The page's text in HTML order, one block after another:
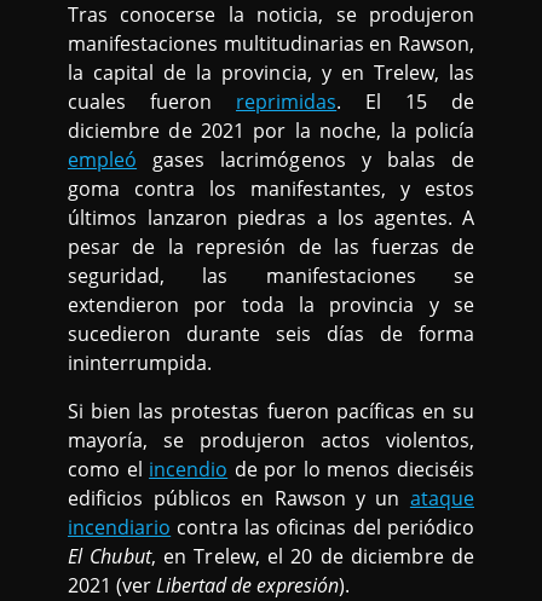
Tras conocerse la noticia, se produjeron
manifestaciones multitudinarias en Rawson,
la capital de la provincia, y en Trelew, las
cuales fueron reprimidas. El 15 de
diciembre de 2021 por la noche, la policía
empleó gases lacrimógenos y balas de
goma contra los manifestantes, y estos
últimos lanzaron piedras a los agentes. A
pesar de la represión de las fuerzas de
seguridad, las manifestaciones se
extendieron por toda la provincia y se
sucedieron durante seis días de forma
ininterrumpida.
Si bien las protestas fueron pacíficas en su
mayoría, se produjeron actos violentos,
como el incendio de por lo menos dieciséis
edificios públicos en Rawson y un ataque
incendiario contra las oficinas del periódico
El Chubut, en Trelew, el 20 de diciembre de
2021 (verLibertad de expresión).